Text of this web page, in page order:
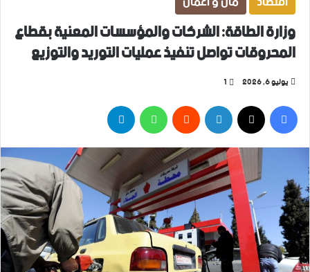
وزارة الطاقة: الشركات والمؤسسات المعنية بقطاع
المحروقات تواصل تنفيذ عمليات التوريد والتوزيع
يوليو 6, 2026 1
فيسبوك‫X لينكدإن واتساب